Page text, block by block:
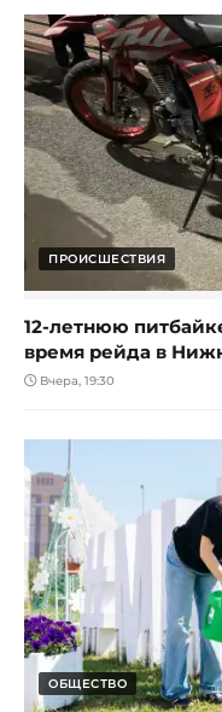
ПРОИСШЕСТВИЯ
12-летнюю
время рейда в
Вчера, 19:30
ОБЩЕСТВО